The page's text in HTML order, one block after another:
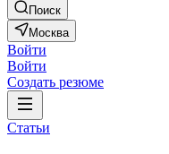
Поиск
Москва
Войти
Войти
Создать резюме
Статьи